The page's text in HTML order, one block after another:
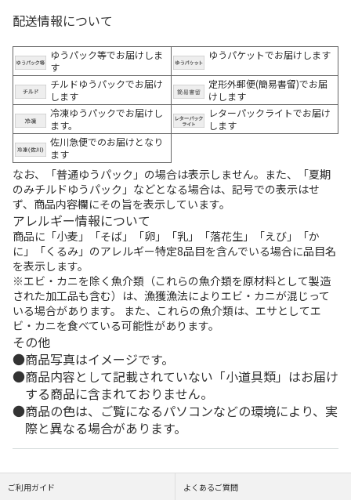
配送情報について
ゆうパック等でお届けしま
す
ゆうパケットでお届けします
チルドゆうパックでお届け
します
定形外郵便(簡易書留)でお届
けします
冷凍ゆうパックでお届けし
ます。
レターパックライトでお届け
します
佐川急便でのお届けとなり
ます
なお、「普通ゆうパック」の場合は表示しません。また、「夏期
のみチルドゆうパック」などとなる場合は、記号での表示はせ
ず、商品内容欄にその旨を表示しています。
アレルギー情報について
商品に「小麦」「そば」「卵」「乳」「落花生」「えび」「か
に」「くるみ」のアレルギー特定8品目を含んでいる場合に品目名
を表示します。
※エビ・カニを除く魚介類（これらの魚介類を原材料として製造
された加工品も含む）は、漁獲漁法によりエビ・カニが混じって
いる場合があります。 また、これらの魚介類は、エサとしてエ
ビ・カニを食べている可能性があります。
その他
商品写真はイメージです。
商品内容として記載されていない「小道具類」はお届け
する商品に含まれておりません。
商品の色は、ご覧になるパソコンなどの環境により、実
際と異なる場合があります。
ご利用ガイド よくあるご質問